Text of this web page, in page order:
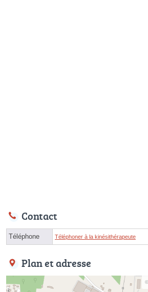
Contact
Téléphone Téléphoner à la kinésithérapeute
Plan et adresse